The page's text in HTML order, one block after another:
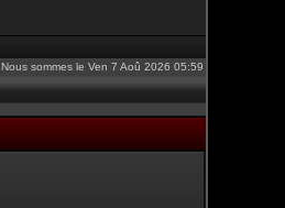
Nous sommes le Ven 7 Aoû 2026 05:59